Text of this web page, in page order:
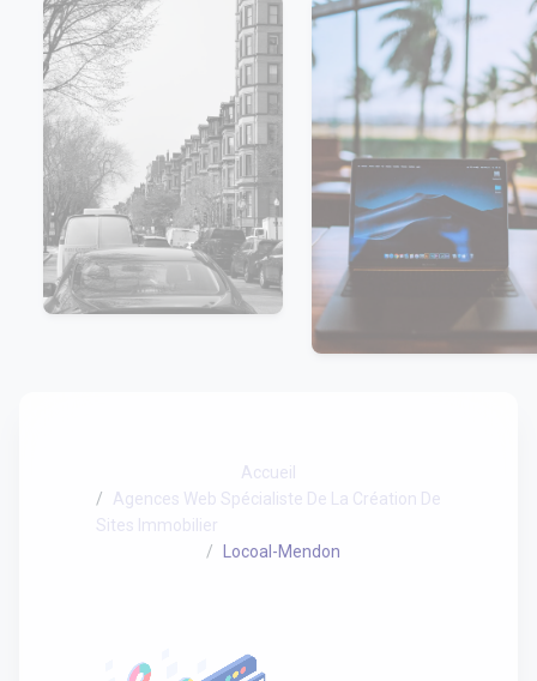
Accueil
Agences Web Spécialiste De La Création De
Sites Immobilier
Locoal-Mendon